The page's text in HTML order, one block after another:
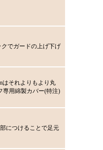
でガードの上げ下げ
はそれよりもより丸
専用綿製カバー(特注)
につけることで足元